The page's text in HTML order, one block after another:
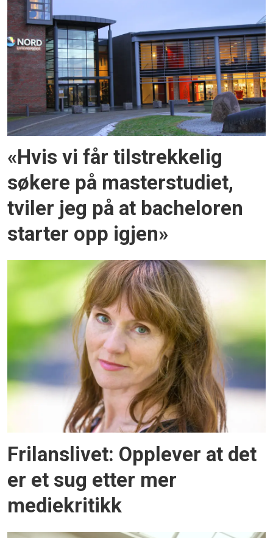
«Hvis vi får tilstrekkelig
søkere på masterstudiet,
tviler jeg på at bacheloren
starter opp igjen»
Frilanslivet: Opplever at det
er et sug etter mer
mediekritikk